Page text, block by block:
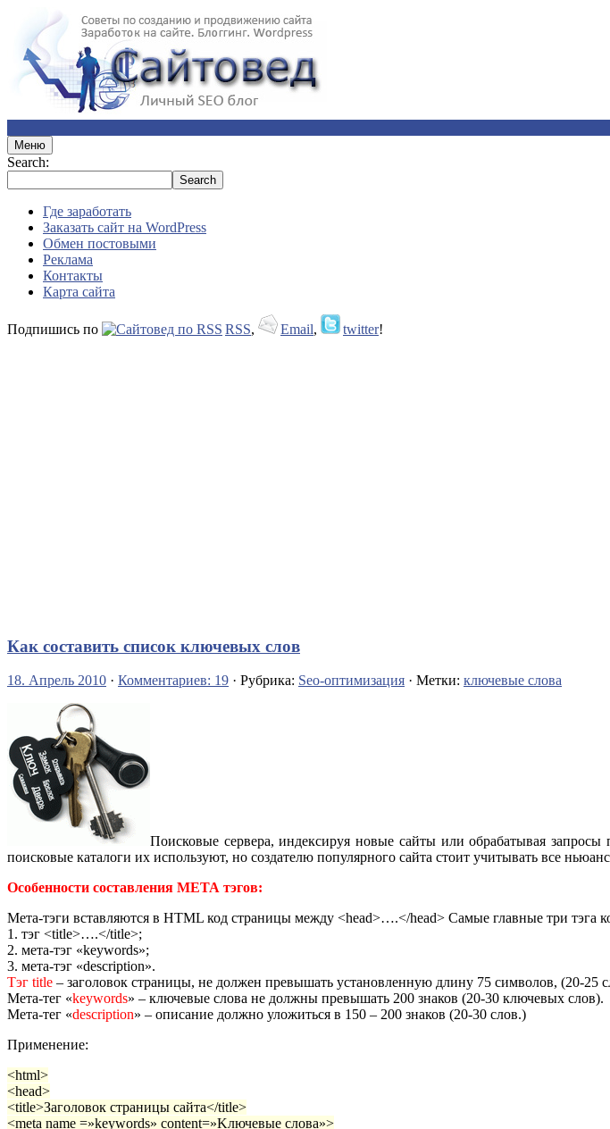
Меню
Search:
Где заработать
Заказать сайт на WordPress
Обмен постовыми
Реклама
Контакты
Карта сайта
Подпишись по RSS, Email, twitter!
Как составить список ключевых слов
18. Апрель 2010 · Комментариев: 19 · Рубрика: Seo-оптимизация · Метки: ключевые слова
Поисковые сервера, индексируя новые сайты или обрабатывая
поисковые каталоги их используют, но создателю популярного сайта стоит учитывать все
Особенности составления МЕТА тэгов:
Мета-тэги вставляются в HTML код страницы между <head>….</head> Самые главные три тэга
1. тэг <title>….</title>;
2. мета-тэг «keywords»;
3. мета-тэг «description».
Тэг title – заголовок страницы, не должен превышать установленную длину 75 символов, (20-25
Мета-тег «keywords» – ключевые слова не должны превышать 200 знаков (20-30 ключевых слов).
Мета-тег «description» – описание должно уложиться в 150 – 200 знаков (20-30 слов.)
Применение:
<html>
<head>
<title>Заголовок страницы сайта</title>
<meta name =»keywords» content=»Kлючевые слова»>